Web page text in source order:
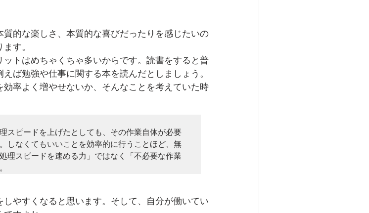
的な楽しさ、本質的な喜びだったりを感じたいの
す。
トはめちゃくちゃ多いからです。読書をすると普
ば勉強や仕事に関する本を読んだとしましょう。
率よく増やせないか、そんなことを考えていた時
スピードを上げたとしても、その作業自体が必要
しなくてもいいことを効率的に行うことほど、無
理スピードを速める力」ではなく「不必要な作業
やすくなると思います。そして、自分が働いてい